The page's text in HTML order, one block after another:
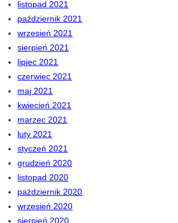
listopad 2021
październik 2021
wrzesień 2021
sierpień 2021
lipiec 2021
czerwiec 2021
maj 2021
kwiecień 2021
marzec 2021
luty 2021
styczeń 2021
grudzień 2020
listopad 2020
październik 2020
wrzesień 2020
sierpień 2020